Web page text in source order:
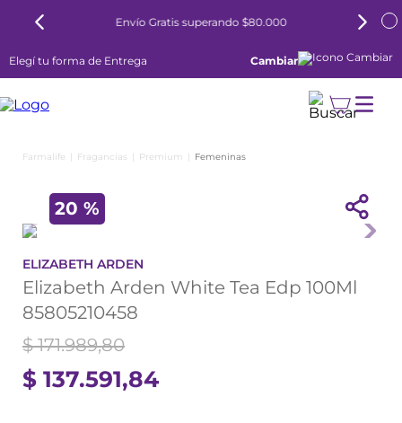
6 cuotas sin interés todos los días
Elegí tu forma de Entrega Cambiar
Fragancias Premium Femeninas
20 %
ELIZABETH ARDEN
Elizabeth Arden White Tea Edp 100Ml
85805210458
$ 137.591,84
$ 171.989,80